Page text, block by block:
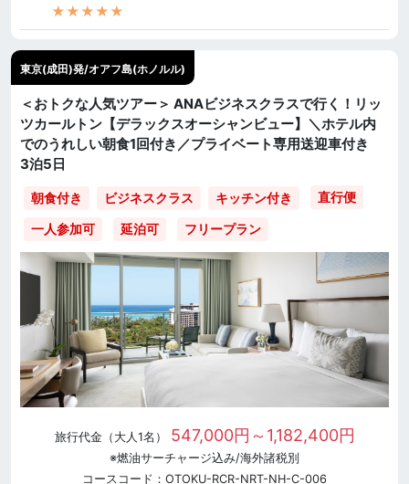
★★★★★
東京(成田)発/オアフ島(ホノルル)
＜おトクな人気ツアー＞ ANAビジネスクラスで行く！リッ
ツカールトン【デラックスオーシャンビュー】＼ホテル内
でのうれしい朝食1回付き／プライベート専用送迎車付き
3泊5日
朝食付き ビジネスクラス キッチン付き 直行便
一人参加可 延泊可 フリープラン
旅行代金（大人1名） 547,000円～1,182,400円
※燃油サーチャージ込み/海外諸税別
コースコード：OTOKU-RCR-NRT-NH-C-006